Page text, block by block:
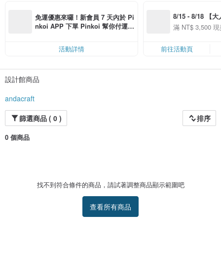
最讓我們感到自豪的不僅是銷售產品，而是看到顧客在收到我們用心製作的產品
免運優惠來囉！新會員 7 天內於 Pi
nkoi APP 下單 Pinkoi 幫你付運
活動詳情
8/15 - 8/18 【大
季】滿
50
滿 NT$ 3,500
前往活動頁
設計館商品
andacraft
篩選商品 ( 0 )
排序
0 個商品
找不到符合條件的商品，請試著調整商品顯示範圍吧
查看所有商品